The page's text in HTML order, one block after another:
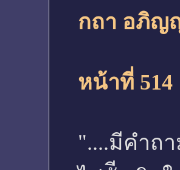
กถา อภิญ
หน้าที่ 514
"....มีคำถ